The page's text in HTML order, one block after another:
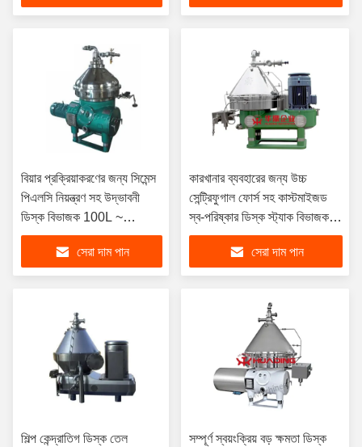
বিয়ার প্রক্রিয়াকরণের জন্য সিমেন্স
পিএলসি নিয়ন্ত্রণ সহ উদ্ভাবনী
ডিস্ক বিভাজক 100L ~
10000L ক্ষমতা এবং 5 বছরের
সেরা দাম পান
কারখানার ব্যবহারের জন্য উচ্চ
সেন্ট্রিফুগাল ফোর্স সহ কাস্টমাইজড
স্ব-পরিষ্কার ডিস্ক স্ট্যাক বিভাজক
সেন্ট্রিফুগ
সেরা দাম পান
শিল্প কেন্দ্রাতিগ ডিস্ক তেল
সম্পূর্ণ স্বয়ংক্রিয় বড় ক্ষমতা ডিস্ক